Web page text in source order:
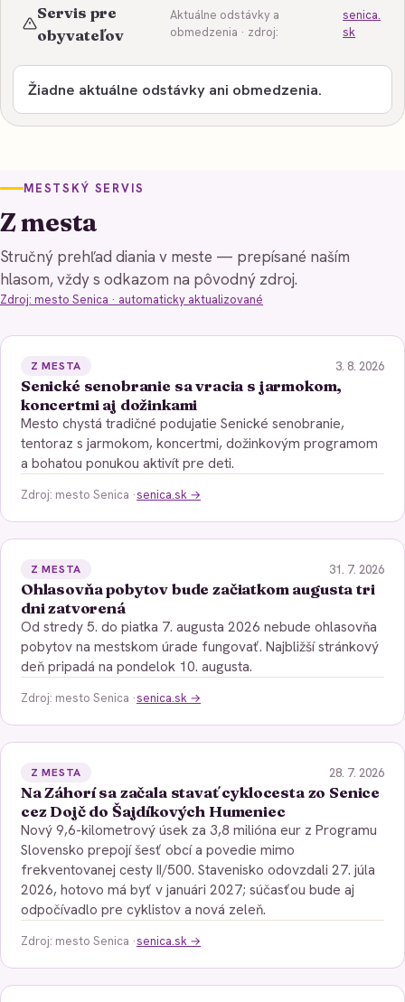
Servis pre
obyvateľov
Aktuálne odstávky a
obmedzenia · zdroj:
senica.
sk
Žiadne aktuálne odstávky ani obmedzenia.
MESTSKÝ SERVIS
Z mesta
Stručný prehľad diania v meste — prepísané naším
hlasom, vždy s odkazom na pôvodný zdroj.
Zdroj: mesto Senica · automaticky aktualizované
Z MESTA 3. 8. 2026
Senické senobranie sa vracia s jarmokom,
koncertmi aj dožinkami
Mesto chystá tradičné podujatie Senické senobranie,
tentoraz s jarmokom, koncertmi, dožinkovým programom
a bohatou ponukou aktivít pre deti.
Zdroj: mesto Senica ·senica.sk →
Z MESTA 31. 7. 2026
Ohlasovňa pobytov bude začiatkom augusta tri
dni zatvorená
Od stredy 5. do piatka 7. augusta 2026 nebude ohlasovňa
pobytov na mestskom úrade fungovať. Najbližší stránkový
deň pripadá na pondelok 10. augusta.
Zdroj: mesto Senica ·senica.sk →
Z MESTA 28. 7. 2026
Na Záhorí sa začala stavať cyklocesta zo Senice
cez Dojč do Šajdíkových Humeniec
Nový 9,6-kilometrový úsek za 3,8 milióna eur z Programu
Slovensko prepojí šesť obcí a povedie mimo
frekventovanej cesty II/500. Stavenisko odovzdali 27. júla
2026, hotovo má byť v januári 2027; súčasťou bude aj
odpočívadlo pre cyklistov a nová zeleň.
Zdroj: mesto Senica ·senica.sk →